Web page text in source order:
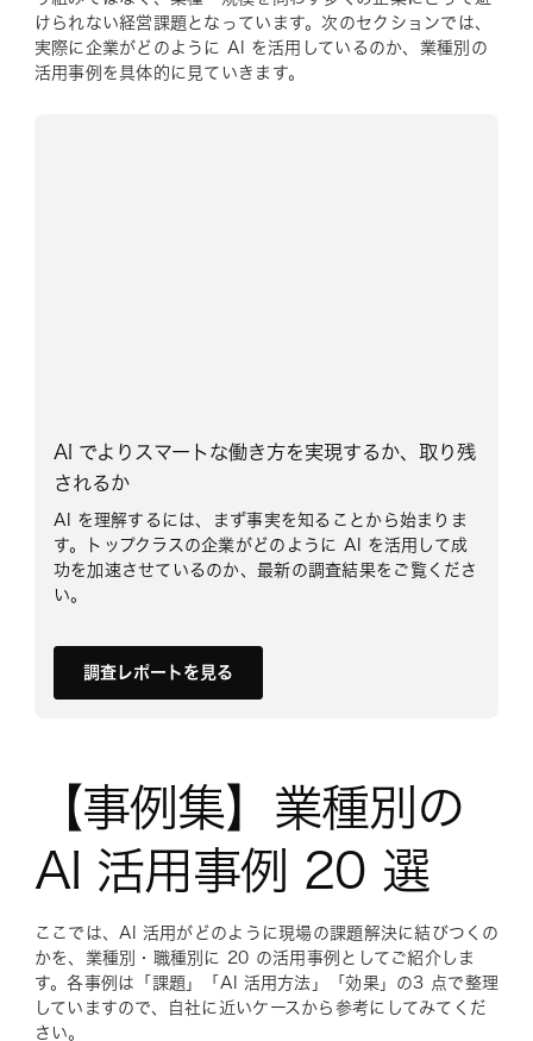
けられない経営課題となっています。次のセクションでは、
実際に企業がどのように AI を活用しているのか、業種別の
活用事例を具体的に見ていきます。
AI でよりスマートな働き方を実現するか、取り残
されるか
AI を理解するには、まず事実を知ることから始まりま
す。トップクラスの企業がどのように AI を活用して成
功を加速させているのか、最新の調査結果をご覧くださ
い。
調査レポートを見る
【事例集】業種別の
AI 活用事例 20 選
ここでは、AI 活用がどのように現場の課題解決に結びつくの
かを、業種別・職種別に 20 の活用事例としてご紹介しま
す。各事例は「課題」「AI 活用方法」「効果」の3 点で整理
していますので、自社に近いケースから参考にしてみてくだ
さい。